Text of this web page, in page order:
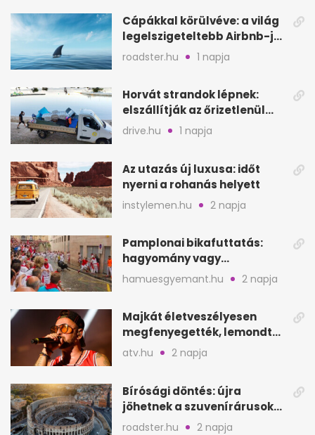
Cápákkal körülvéve: a világ
legelszigeteltebb Airbnb-je
a nyílt tengeren
roadster.hu 1 napja
Horvát strandok lépnek:
elszállítják az őrizetlenül
hagyott törölközőket
drive.hu 1 napja
Az utazás új luxusa: időt
nyerni a rohanás helyett
instylemen.hu 2 napja
Pamplonai bikafuttatás:
hagyomány vagy
értelmetlen vérontás?
hamuesgyemant.hu 2 napja
Majkát életveszélyesen
megfenyegették, lemondta
a sepsiszentgyörgyi
atv.hu 2 napja
Bírósági döntés: újra
jöhetnek a szuvenírárusok
Európa ikonikus helyére
roadster.hu 2 napja